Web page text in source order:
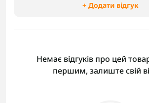
+ Додати відгук
Немає відгуків про цей
першим, залиште свій